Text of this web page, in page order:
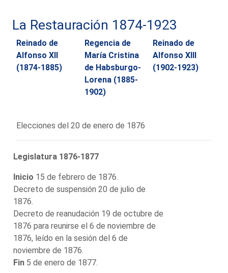
La Restauración 1874-1923
Reinado de
Alfonso XII
(1874-1885)
Regencia de
María Cristina
de Habsburgo-
Lorena (1885-
1902)
Reinado de
Alfonso XIII
(1902-1923)
Elecciones del 20 de enero de 1876
Legislatura 1876-1877
Inicio 15 de febrero de 1876.
Decreto de suspensión 20 de julio de
1876.
Decreto de reanudación 19 de octubre de
1876 para reunirse el 6 de noviembre de
1876, leído en la sesión del 6 de
noviembre de 1876.
Fin 5 de enero de 1877.